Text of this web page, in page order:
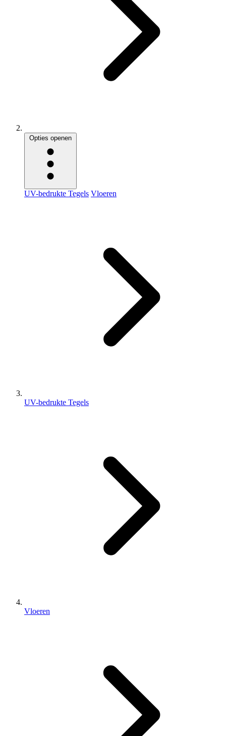
Opties openen
UV-bedrukte Tegels Vloeren
UV-bedrukte Tegels
Vloeren